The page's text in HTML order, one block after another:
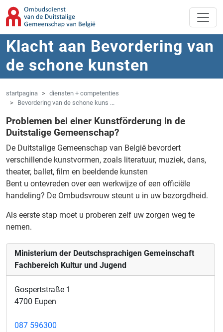
Overslaan naar hoofdinhoud
Spring naar navigatie
Klacht aan Bevordering van
de schone kunsten
startpagina
diensten + competenties
Bevordering van de schone kuns ...
Problemen bei einer Kunstförderung in de
Duitstalige Gemeenschap?
De Duitstalige Gemeenschap van België bevordert
verschillende kunstvormen, zoals literatuur, muziek, dans,
theater, ballet, film en beeldende kunsten
Bent u ontevreden over een werkwijze of een officiële
handeling? De Ombudsvrouw steunt u in uw bezorgdheid.
Als eerste stap moet u proberen zelf uw zorgen weg te
nemen.
Ministerium der Deutschsprachigen Gemeinschaft
Fachbereich Kultur und Jugend
Gospertstraße 1
4700 Eupen
087 596300